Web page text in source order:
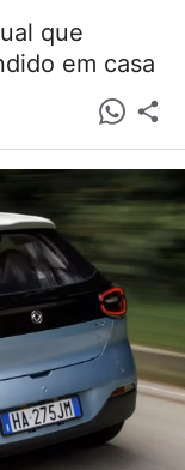
que
em casa